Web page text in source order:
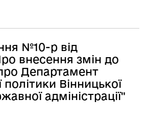
№10-р від
внесення змін до
Департамент
політики Вінницької
адміністрації"